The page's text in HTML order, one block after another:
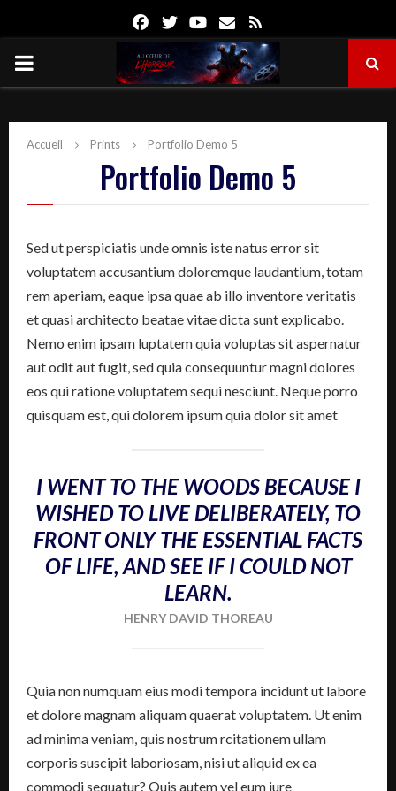
FacebookTwitterYoutube
Email
PRIMARY
Accueil Prints Portfolio Demo 5
Portfolio Demo 5
Sed ut perspiciatis unde omnis iste natus error sit
voluptatem accusantium doloremque laudantium, totam
rem aperiam, eaque ipsa quae ab illo inventore veritatis
et quasi architecto beatae vitae dicta sunt explicabo.
Nemo enim ipsam luptatem quia voluptas sit aspernatur
aut odit aut fugit, sed quia consequuntur magni dolores
eos qui ratione voluptatem sequi nesciunt. Neque porro
quisquam est, qui dolorem ipsum quia dolor sit amet
I WENT TO THE WOODS BECAUSE I
WISHED TO LIVE DELIBERATELY, TO
FRONT ONLY THE ESSENTIAL FACTS
OF LIFE, AND SEE IF I COULD NOT
LEARN.
HENRY DAVID THOREAU
Quia non numquam eius modi tempora incidunt ut labore
et dolore magnam aliquam quaerat voluptatem. Ut enim
ad minima veniam, quis nostrum rcitationem ullam
corporis suscipit laboriosam, nisi ut aliquid ex ea
commodi sequatur? Quis autem vel eum iure